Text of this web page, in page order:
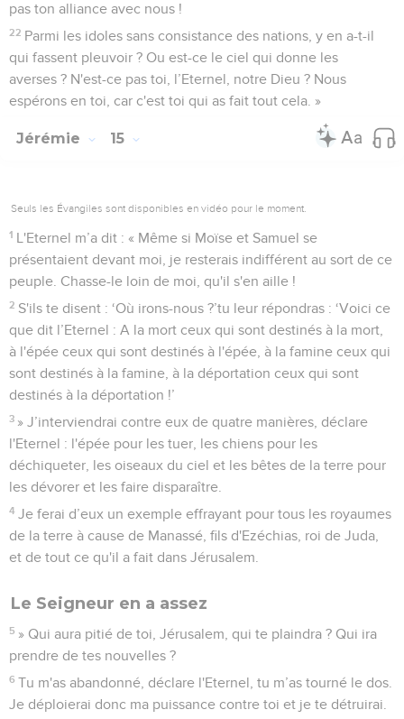
pas ton alliance avec nous !
22 Parmi les idoles sans consistance des nations, y en a-t-il
qui fassent pleuvoir ? Ou est-ce le ciel qui donne les
averses ? N'est-ce pas toi, l’Eternel, notre Dieu ? Nous
espérons en toi, car c'est toi qui as fait tout cela. »
Jérémie 15
Seuls les Évangiles sont disponibles en vidéo pour le moment.
1 L'Eternel m’a dit : « Même si Moïse et Samuel se
présentaient devant moi, je resterais indifférent au sort de ce
peuple. Chasse-le loin de moi, qu'il s'en aille !
2 S'ils te disent : ‘Où irons-nous ?’tu leur répondras : ‘Voici ce
que dit l’Eternel : A la mort ceux qui sont destinés à la mort,
à l'épée ceux qui sont destinés à l'épée, à la famine ceux qui
sont destinés à la famine, à la déportation ceux qui sont
destinés à la déportation !’
3 » J’interviendrai contre eux de quatre manières, déclare
l'Eternel : l'épée pour les tuer, les chiens pour les
déchiqueter, les oiseaux du ciel et les bêtes de la terre pour
les dévorer et les faire disparaître.
4 Je ferai d’eux un exemple effrayant pour tous les royaumes
de la terre à cause de Manassé, fils d'Ezéchias, roi de Juda,
et de tout ce qu'il a fait dans Jérusalem.
Le Seigneur en a assez
5 » Qui aura pitié de toi, Jérusalem, qui te plaindra ? Qui ira
prendre de tes nouvelles ?
6 Tu m'as abandonné, déclare l'Eternel, tu m’as tourné le dos.
Je déploierai donc ma puissance contre toi et je te détruirai.